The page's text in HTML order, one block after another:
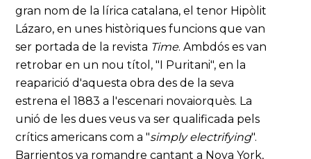
gran nom de la lírica catalana, el tenor Hipòlit
Lázaro, en unes històriques funcions que van
ser portada de la revista Time. Ambdós es van
retrobar en un nou títol, "I Puritani", en la
reaparició d'aquesta obra des de la seva
estrena el 1883 a l'escenari novaiorquès. La
unió de les dues veus va ser qualificada pels
crítics americans com a "simply electrifying".
Barrientos va romandre cantant a Nova York,